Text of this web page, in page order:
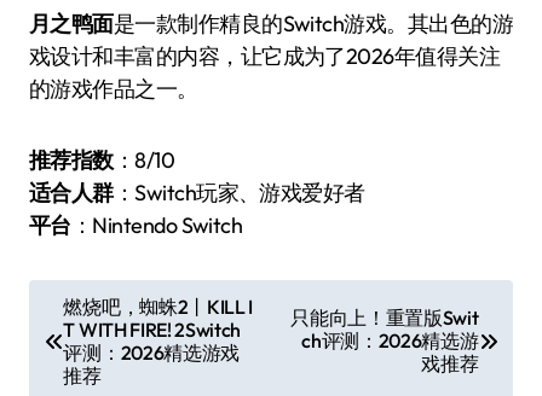
月之鸭面是一款制作精良的Switch游戏。其出色的游
戏设计和丰富的内容，让它成为了2026年值得关注
的游戏作品之一。
推荐指数：8/10
适合人群：Switch玩家、游戏爱好者
平台 ：Nintendo Switch
章
燃烧吧，蜘蛛2丨KILL I
T WITH FIRE! 2Switch
评测：2026精选游戏
推荐
只能向上！重置版Swit
ch评测：2026精选游
戏推荐